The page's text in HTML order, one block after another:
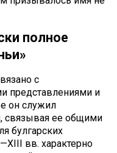
полное
с
представлениями и
он служил
связывая ее общими
булгарских
вв. характерно